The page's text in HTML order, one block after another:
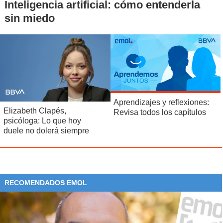
Inteligencia artificial: cómo entenderla
sin miedo
Elizabeth Clapés,
psicóloga: Lo que hoy
duele no dolerá siempre
Aprendizajes y reflexiones:
Revisa todos los capítulos
RECOMENDADOS EMOL